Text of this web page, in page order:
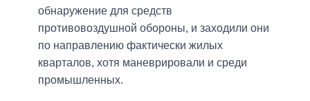
обнаружение для средств
противовоздушной обороны, и заходили они
по направлению фактически жилых
кварталов, хотя маневрировали и среди
промышленных.